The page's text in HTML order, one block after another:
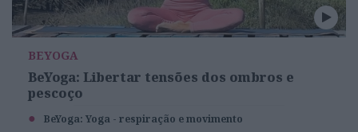
BEYOGA
BeYoga: Libertar tensões dos ombros e
pescoço
BeYoga: Yoga - respiração e movimento